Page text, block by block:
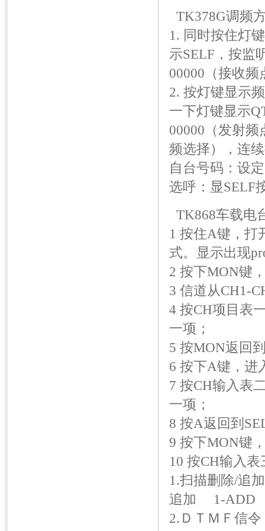
TK378G调频
1. 同时按住灯
示SELF，按监
00000（接收频
2. 按灯键显示
一下灯键显示
00000（发射
频选择），连
自台号码：设
选呼：显SELF
TK868车载电
1 按住A键，打
式。显示出现
2 按下MON键
3 信道从CH1-
4 按CH项目表
一项；
5 按MON返回
6 按下A键，进
7 按CH输入表
一项；
8 按A返回到
9 按下MON键
10 按CH输入表
1.扫描删除/
追加 1-
2.ＤＴＭＦ